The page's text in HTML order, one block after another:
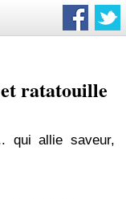
ratatouille
qui allie saveur,